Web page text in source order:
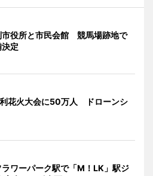
市役所と市民会館 競馬場跡地で
定
花火大会に50万人 ドローンシ
ラワーパーク駅で「M！LK」駅ジ